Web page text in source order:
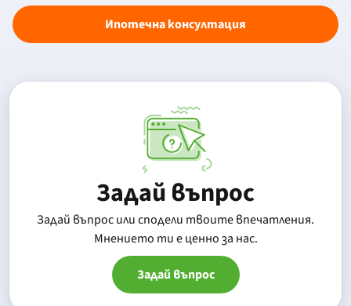
Ипотечна консултация
Задай въпрос
Задай въпрос или сподели твоите впечатления.
Mнението ти е ценно за нас.
Задай въпрос